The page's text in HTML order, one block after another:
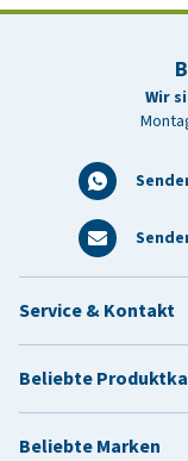
Wir
Service & Kontakt
Beliebte
Beliebte Marken